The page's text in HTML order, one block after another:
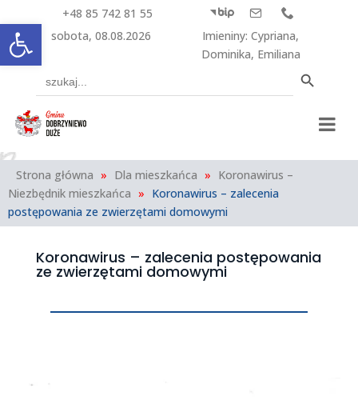
Otwórz pasek narzędzi
+48 85 742 81 55   
sobota, 08.08.2026 Imieniny:Cypriana,
Dominika, Emiliana
for:
Strona główna » Dla mieszkańca » Koronawirus –
Niezbędnik mieszkańca » Koronawirus – zalecenia
postępowania ze zwierzętami domowymi
Koronawirus – zalecenia postępowania
ze zwierzętami domowymi